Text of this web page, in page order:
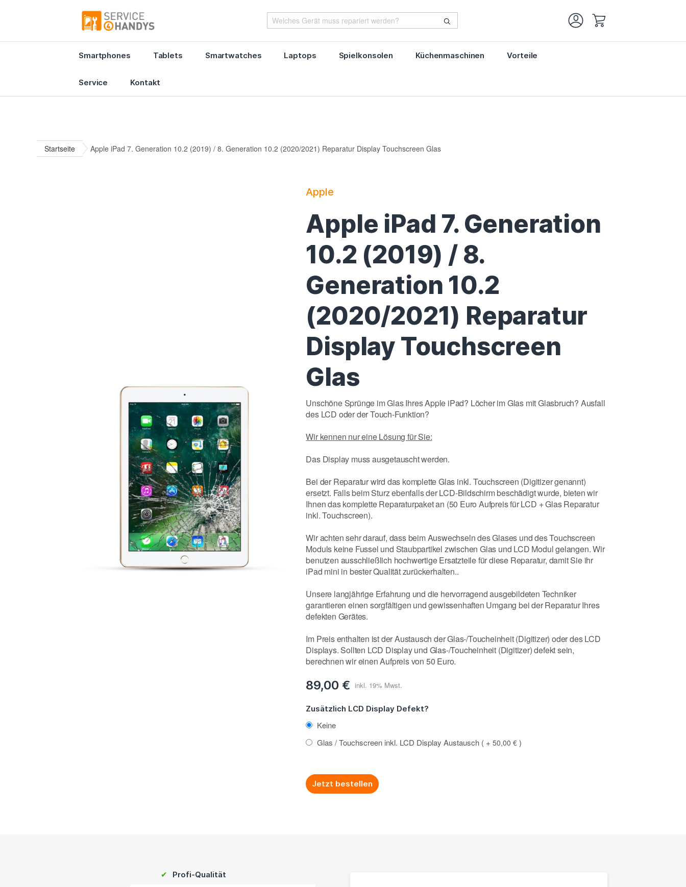
Smartphones Tablets Smartwatches Laptops Spielkonsolen Küchenmaschinen Vorteile
Service Kontakt
Startseite Apple iPad 7. Generation 10.2 (2019) / 8. Generation 10.2 (2020/2021) Reparatur Display Touchscreen Glas
Apple
Apple iPad 7. Generation
10.2 (2019) / 8.
Generation 10.2
(2020/2021) Reparatur
Display Touchscreen
Glas
Unschöne Sprünge im Glas Ihres Apple iPad? Löcher im Glas mit Glasbruch? Ausfall
des LCD oder der Touch-Funktion?
Wir kennen nur eine Lösung für Sie:
Das Display muss ausgetauscht werden.
Bei der Reparatur wird das komplette Glas inkl. Touchscreen (Digitizer genannt)
ersetzt. Falls beim Sturz ebenfalls der LCD-Bildschirm beschädigt wurde, bieten wir
Ihnen das komplette Reparaturpaket an (50 Euro Aufpreis für LCD + Glas Reparatur
inkl. Touchscreen).
Wir achten sehr darauf, dass beim Auswechseln des Glases und des Touchscreen
Moduls keine Fussel und Staubpartikel zwischen Glas und LCD Modul gelangen. Wir
benutzen ausschließlich hochwertige Ersatzteile für diese Reparatur, damit Sie ihr
iPad mini in bester Qualität zurückerhalten..
Unsere langjährige Erfahrung und die hervorragend ausgebildeten Techniker
garantieren einen sorgfältigen und gewissenhaften Umgang bei der Reparatur Ihres
defekten Gerätes.
Im Preis enthalten ist der Austausch der Glas-/Toucheinheit (Digitizer) oder des LCD
Displays. Sollten LCD Display und Glas-/Toucheinheit (Digitizer) defekt sein,
berechnen wir einen Aufpreis von 50 Euro.
89,00 €
Zusätzlich LCD Display Defekt?
Keine
Glas / Touchscreen inkl. LCD Display Austausch
+50,00 €
Jetzt bestellen
✔ Profi-Qualität